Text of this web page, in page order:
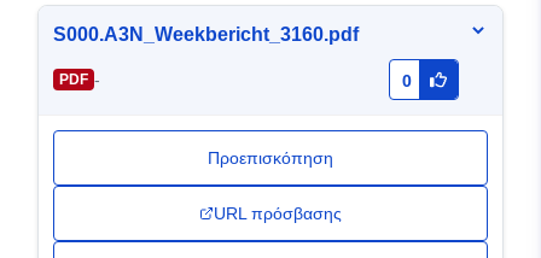
S000.A3N_Weekbericht_3160.pdf
PDF - 0
Προεπισκόπηση
URL πρόσβασης